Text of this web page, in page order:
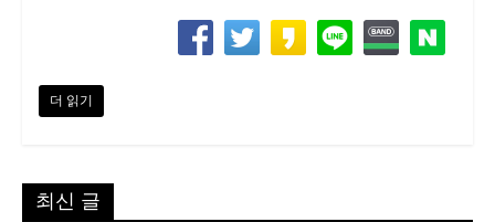
더 읽기
최신 글